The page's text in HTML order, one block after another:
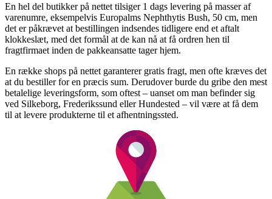
En hel del butikker på nettet tilsiger 1 dags levering på masser af
varenumre, eksempelvis Europalms Nephthytis Bush, 50 cm, men
det er påkrævet at bestillingen indsendes tidligere end et aftalt
klokkeslæt, med det formål at de kan nå at få ordren hen til
fragtfirmaet inden de pakkeansatte tager hjem.
En række shops på nettet garanterer gratis fragt, men ofte kræves det
at du bestiller for en præcis sum. Derudover burde du gribe den mest
betalelige leveringsform, som oftest – uanset om man befinder sig
ved Silkeborg, Frederikssund eller Hundested – vil være at få dem
til at levere produkterne til et afhentningssted.